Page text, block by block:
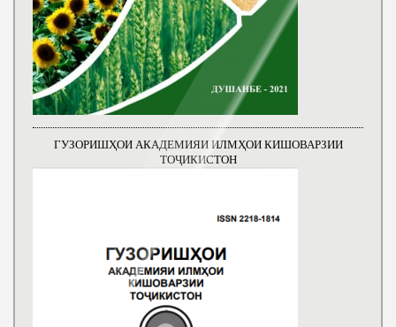
ГУЗОРИШҲОИ АКАДЕМИЯИ ИЛМҲОИ КИШОВАРЗИИ
ТОҶИКИСТОН